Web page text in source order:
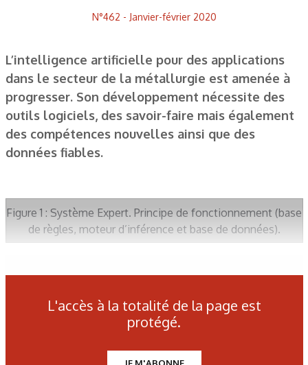
N°462 - Janvier-février 2020
L’intelligence artificielle pour des applications
dans le secteur de la métallurgie est amenée à
progresser. Son développement nécessite des
outils logiciels, des savoir-faire mais également
des compétences nouvelles ainsi que des
données fiables.
Figure 1 : Système Expert. Principe de fonctionnement (base
de règles, moteur d’inférence et base de données).
Figure 3 : Réseau de neurones. Principe (base
métallurgie pour la prédiction des propriétés mécaniques à
L'accès à la totalité de la page est
protégé.